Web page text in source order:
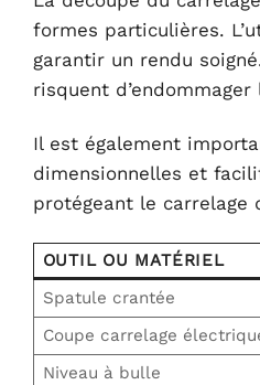
formes particulières.
garantir un rendu
risquent d’endommager
Il est également
dimensionnelles et
protégeant le
OUTIL OU MATÉRIEL
Spatule crantée
Coupe carrelage
Niveau à bulle